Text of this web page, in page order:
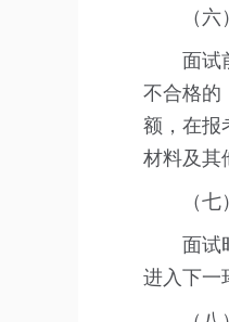
（
面试
不合格的
额，在报
材料及其
（
面试
进入下一